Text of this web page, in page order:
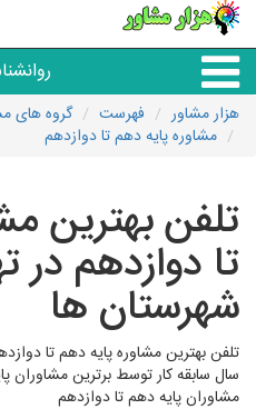
همه مراکز
گروه
هزار مشاور فهرست گروه های
مشاوره پایه دهم تا دوازدهم
تلفن بهترین
تا دوازدهم در
شهرستان ها
تلفن بهترین مشاوره پایه دهم تا
سال سابقه کار توسط برترین مشاوران
مشاوران پایه دهم تا دوازدهم